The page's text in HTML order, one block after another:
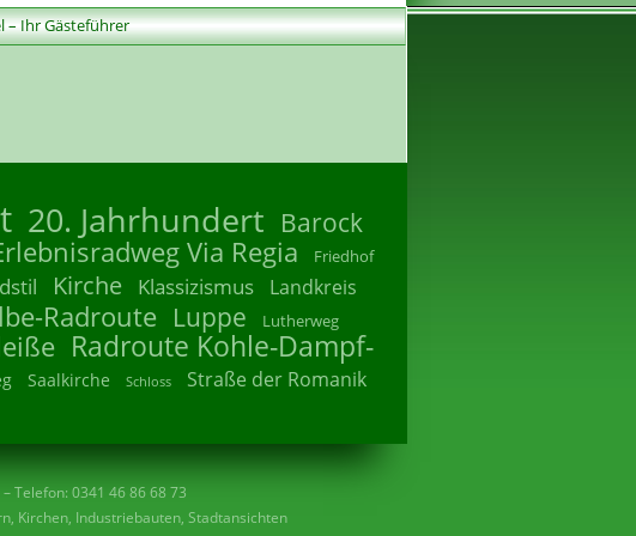
– Ihr Gästeführer
20. Jahrhundert Barock
Via Regia Friedhof
Kirche Klassizismus
Landkreis
Radroute Luppe Lutherweg
Radroute Kohle-Dampf-
Saalkirche Schloss Straße der Romanik
Telefon: 0341 46 86 68 73
Kirchen, Industriebauten, Stadtansichten